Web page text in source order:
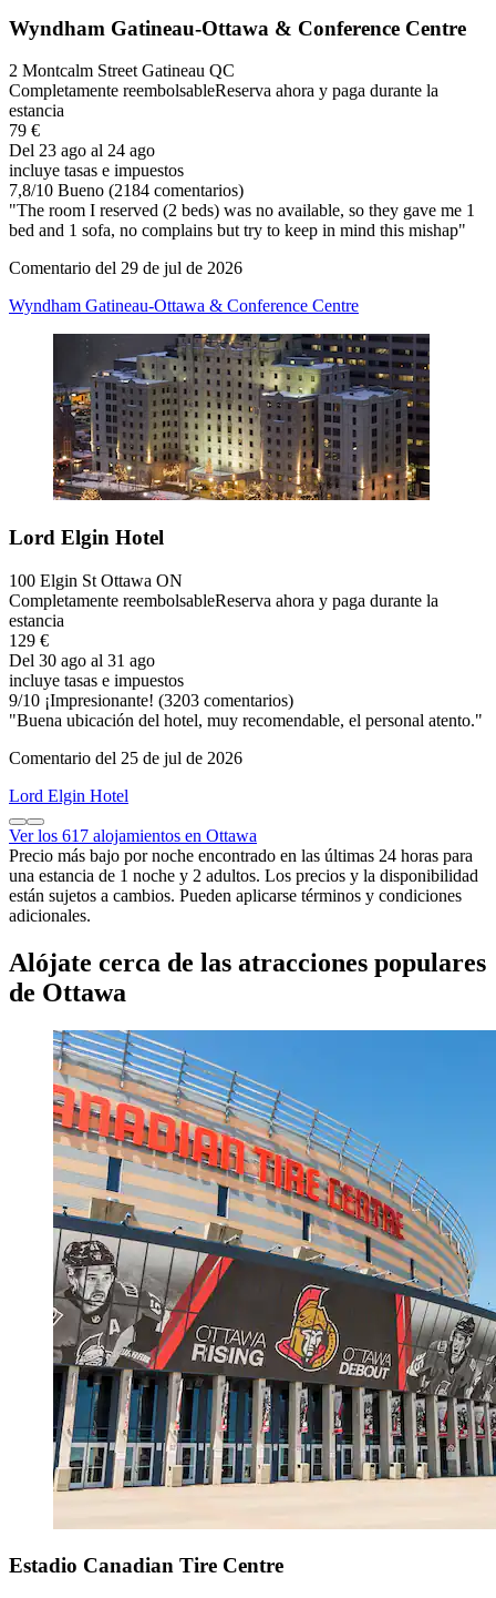
Wyndham Gatineau-Ottawa & Conference Centre
2 Montcalm Street Gatineau QC
Completamente reembolsableReserva ahora y paga durante la
estancia
79 €
Del 23 ago al 24 ago
incluye tasas e impuestos
7,8/10 Bueno (2184 comentarios)
"The room I reserved (2 beds) was no available, so they gave me 1
bed and 1 sofa, no complains but try to keep in mind this mishap"
Comentario del 29 de jul de 2026
Wyndham Gatineau-Ottawa & Conference Centre
Lord Elgin Hotel
100 Elgin St Ottawa ON
Completamente reembolsableReserva ahora y paga durante la
estancia
129 €
Del 30 ago al 31 ago
incluye tasas e impuestos
9/10 ¡Impresionante! (3203 comentarios)
"Buena ubicación del hotel, muy recomendable, el personal atento."
Comentario del 25 de jul de 2026
Lord Elgin Hotel
Ver los 617 alojamientos en Ottawa
Precio más bajo por noche encontrado en las últimas 24 horas para
una estancia de 1 noche y 2 adultos. Los precios y la disponibilidad
están sujetos a cambios. Pueden aplicarse términos y condiciones
adicionales.
Alójate cerca de las atracciones populares
de Ottawa
Estadio Canadian Tire Centre